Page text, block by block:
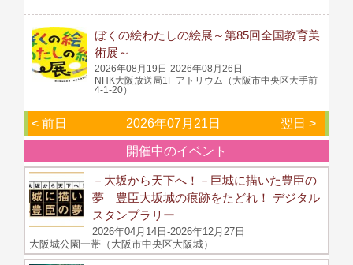
ぼくの絵わたしの絵展～第85回全国教育美
術展～
2026年08月19日-2026年08月26日
NHK大阪放送局1F アトリウム（大阪市中央区大手前
4-1-20）
< 前日 2026年07月21日 翌日 >
開催中のイベント
－大坂から天下へ！－巨城に描いた豊臣の
夢 豊臣大坂城の痕跡をたどれ！ デジタル
スタンプラリー
2026年04月14日-2026年12月27日
大阪城公園一帯（大阪市中央区大阪城）